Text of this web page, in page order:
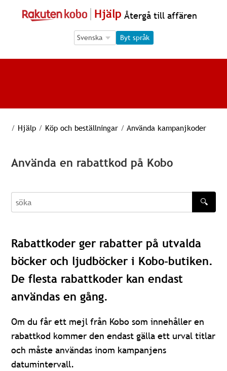
Hjälp Återgå till affären
Language Selection
Language Selection
Byt språk
/ Hjälp / Köp och beställningar / Använda kampanjkoder
Använda en rabattkod på Kobo
söka
🔍
Rabattkoder ger rabatter på utvalda
böcker och ljudböcker i Kobo-butiken.
De flesta rabattkoder kan endast
användas en gång.
Om du får ett mejl från Kobo som innehåller en
rabattkod kommer den endast gälla ett urval titlar
och måste användas inom kampanjens
datumintervall.